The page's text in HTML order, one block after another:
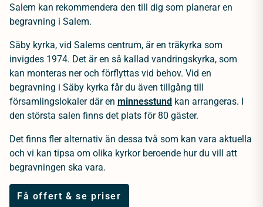
Salem kan rekommendera den till dig som planerar en
begravning i Salem.
Säby kyrka, vid Salems centrum, är en träkyrka som
invigdes 1974. Det är en så kallad vandringskyrka, som
kan monteras ner och förflyttas vid behov. Vid en
begravning i Säby kyrka får du även tillgång till
församlingslokaler där en minnesstund kan arrangeras. I
den största salen finns det plats för 80 gäster.
Det finns fler alternativ än dessa två som kan vara aktuella
och vi kan tipsa om olika kyrkor beroende hur du vill att
begravningen ska vara.
Få offert & se priser